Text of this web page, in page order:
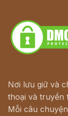
Nơi lưu giữ và
thoại và truyền
Mỗi câu